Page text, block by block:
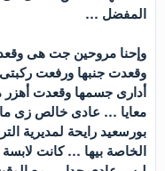
المفضل …
وإحنا مروحين جت هى
وقعدت جنبها ورفعت
أدارى جسمها وقعدت أهزر
معايا … عادى خالص زى
بورسعيد رايحة لمديرية
الخاصة بيها … كانت